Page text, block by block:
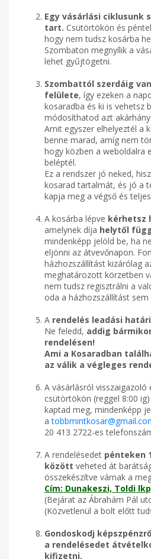
Egy vásárlási ciklusunk
tart. Csütörtökön és
hogy nem tudsz kosárba
Szombaton megnyílik a
lehet gyűjtögetni.
Szombattól szerdáig
felülete, így ezeken a
kosaradba és ki is vehetsz
módosíthatod azt
Amit egyszer elhelyeztél a
benne marad, amíg nem
hogy közben a weboldalra
beléptél.
Ez a rendszer jó neked,
kosarad tartalmát, és jó a
kapja meg a végső és
A kosárba lépve kérhetsz
amelynek díja helytől
mindenképp jelöld be, ha
eljönni az átvevőnapon.
házhozszállítást kizárólag
meghatározott körzetben
nem tudsz regisztrálni a
oda a házhozszállítást sem
A rendelés leadási
Ne feledd, addig
rendelésen!
Ami a Kosaradban
az válik a végleges
A vásárlásról visszaigazoló
csütörtökön (reggel 8:00
kaptad meg, mindenképp
a
20 413 2722-es
A rendelésedet pénteken
között veheted át
összekészítve várnak a
Cím: Dunakeszi, Toldi
(Bejárat az Ábrahám Pál
(Közvetlenül a bolt előtt
Gondoskodj
a rendelésedet
kifizetni.